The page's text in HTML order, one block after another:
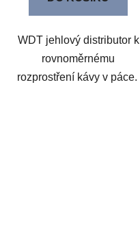
WDT jehlový distributor k
rovnoměrnému
rozprostření kávy v páce.